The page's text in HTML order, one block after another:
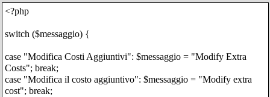
<?php
switch ($messaggio) {
case "Modifica Costi Aggiuntivi": $messaggio = "Modify Extra
Costs"; break;
case "Modifica il costo aggiuntivo": $messaggio = "Modify extra
cost"; break;